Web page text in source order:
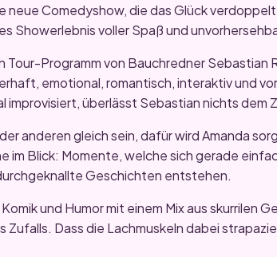
neue Comedyshow, die das Glück
Showerlebnis voller Spaß und
Programm von Bauchredner Sebastian
emotional, romantisch, interaktiv und
improvisiert, überlässt Sebastian nichts dem
anderen gleich sein, dafür wird Amanda
im Blick: Momente, welche sich gerade
Geschichten entstehen.
und Humor mit einem Mix aus skurrilen
Zufalls. Dass die Lachmuskeln dabei